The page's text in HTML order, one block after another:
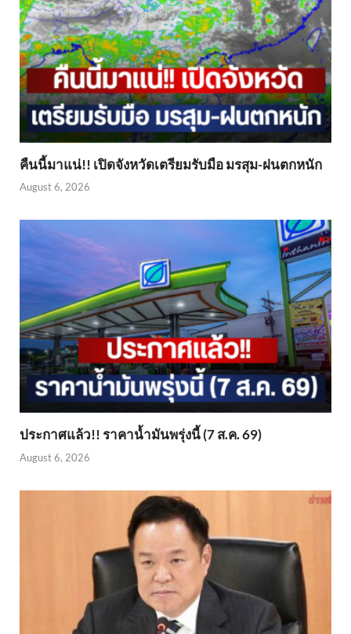
คืนนี้มาแน่!! เปิดจังหวัดเตรียมรับมือ มรสุม-ฝนตกหนัก
August 6, 2026
ประกาศแล้ว!! ราคาน้ำมันพรุ่งนี้ (7 ส.ค. 69)
August 6, 2026